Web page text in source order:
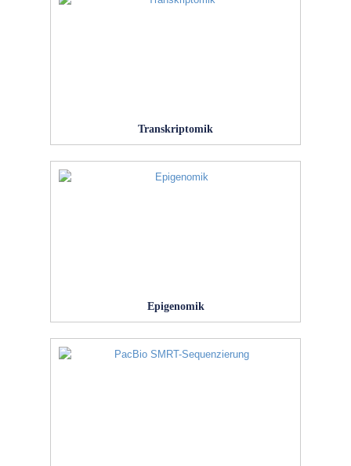
Transkriptomik
Epigenomik